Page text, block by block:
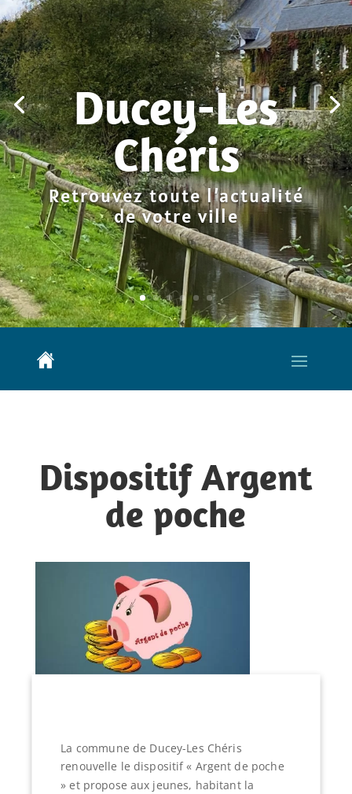
Ducey-Les
Chéris
Retrouvez toute l’actualité
de votre ville
Dispositif Argent
de poche
La commune de Ducey-Les Chéris
renouvelle le dispositif « Argent de poche
» et propose aux jeunes, habitant la